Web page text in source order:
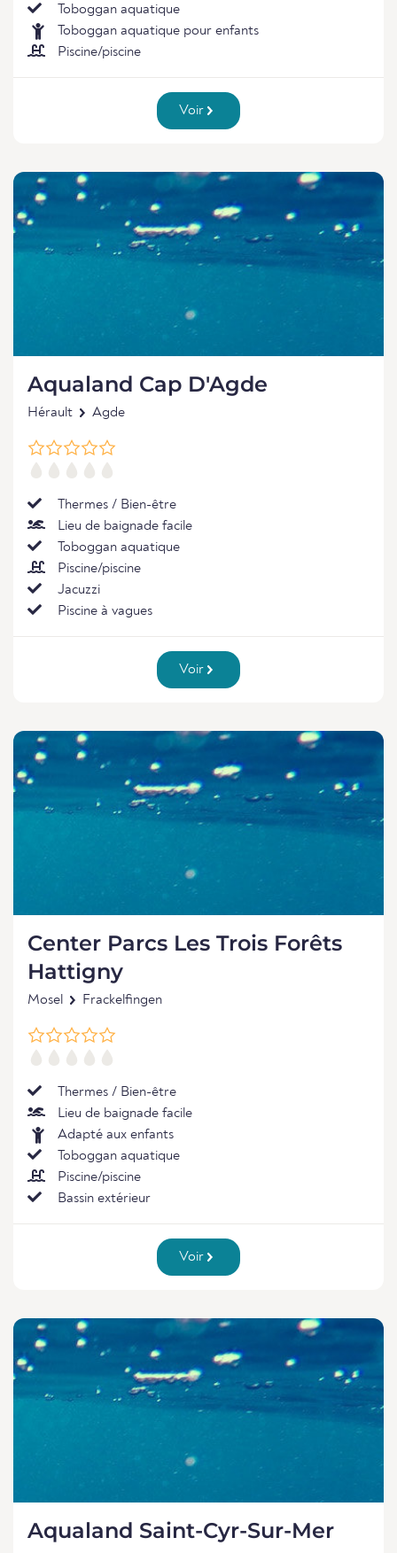
Toboggan aquatique
Toboggan aquatique pour enfants
Piscine/piscine
Voir
Aqualand Cap D'Agde
Hérault Agde
Thermes / Bien-être
Lieu de baignade facile
Toboggan aquatique
Piscine/piscine
Jacuzzi
Piscine à vagues
Voir
Center Parcs Les Trois Forêts
Hattigny
Mosel Frackelfingen
Thermes / Bien-être
Lieu de baignade facile
Adapté aux enfants
Toboggan aquatique
Piscine/piscine
Bassin extérieur
Voir
Aqualand Saint-Cyr-Sur-Mer